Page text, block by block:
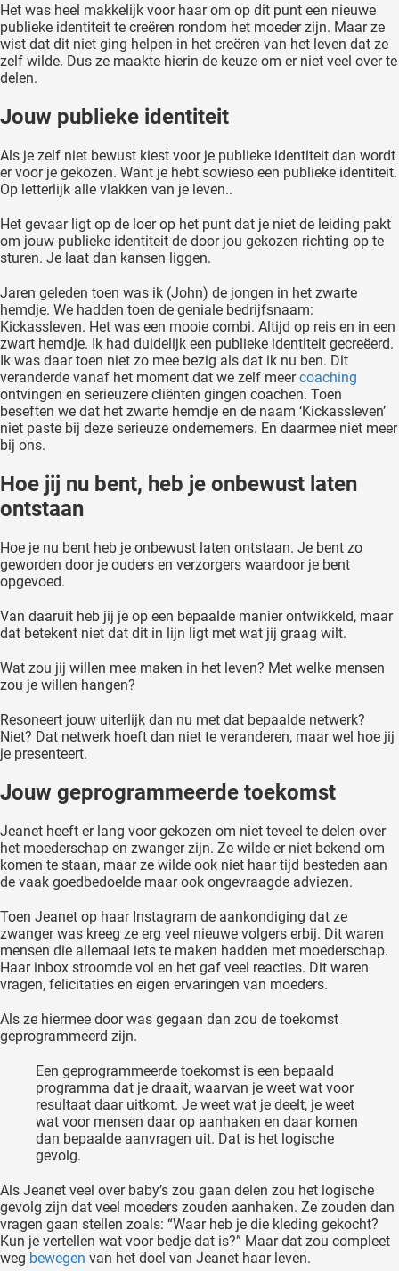
Het was heel makkelijk voor haar om op dit punt een nieuwe
publieke identiteit te creëren rondom het moeder zijn. Maar ze
wist dat dit niet ging helpen in het creëren van het leven dat ze
zelf wilde. Dus ze maakte hierin de keuze om er niet veel over te
delen.
Jouw publieke identiteit
Als je zelf niet bewust kiest voor je publieke identiteit dan wordt
er voor je gekozen. Want je hebt sowieso een publieke identiteit.
Op letterlijk alle vlakken van je leven..
Het gevaar ligt op de loer op het punt dat je niet de leiding pakt
om jouw publieke identiteit de door jou gekozen richting op te
sturen. Je laat dan kansen liggen.
Jaren geleden toen was ik (John) de jongen in het zwarte
hemdje. We hadden toen de geniale bedrijfsnaam:
Kickassleven. Het was een mooie combi. Altijd op reis en in een
zwart hemdje. Ik had duidelijk een publieke identiteit gecreëerd.
Ik was daar toen niet zo mee bezig als dat ik nu ben. Dit
veranderde vanaf het moment dat we zelf meercoaching
ontvingen en serieuzere cliënten gingen coachen. Toen
beseften we dat het zwarte hemdje en de naam ‘Kickassleven’
niet paste bij deze serieuze ondernemers. En daarmee niet meer
bij ons.
Hoe jij nu bent, heb je onbewust laten
ontstaan
Hoe je nu bent heb je onbewust laten ontstaan. Je bent zo
geworden door je ouders en verzorgers waardoor je bent
opgevoed.
Van daaruit heb jij je op een bepaalde manier ontwikkeld, maar
dat betekent niet dat dit in lijn ligt met wat jij graag wilt.
Wat zou jij willen mee maken in het leven? Met welke mensen
zou je willen hangen?
Resoneert jouw uiterlijk dan nu met dat bepaalde netwerk?
Niet? Dat netwerk hoeft dan niet te veranderen, maar wel hoe jij
je presenteert.
Jouw geprogrammeerde toekomst
Jeanet heeft er lang voor gekozen om niet teveel te delen over
het moederschap en zwanger zijn. Ze wilde er niet bekend om
komen te staan, maar ze wilde ook niet haar tijd besteden aan
de vaak goedbedoelde maar ook ongevraagde adviezen.
Toen Jeanet op haar Instagram de aankondiging dat ze
zwanger was kreeg ze erg veel nieuwe volgers erbij. Dit waren
mensen die allemaal iets te maken hadden met moederschap.
Haar inbox stroomde vol en het gaf veel reacties. Dit waren
vragen, felicitaties en eigen ervaringen van moeders.
Als ze hiermee door was gegaan dan zou de toekomst
geprogrammeerd zijn.
Een geprogrammeerde toekomst is een bepaald
programma dat je draait, waarvan je weet wat voor
resultaat daar uitkomt. Je weet wat je deelt, je weet
wat voor mensen daar op aanhaken en daar komen
dan bepaalde aanvragen uit. Dat is het logische
gevolg.
Als Jeanet veel over baby’s zou gaan delen zou het logische
gevolg zijn dat veel moeders zouden aanhaken. Ze zouden dan
vragen gaan stellen zoals: “Waar heb je die kleding gekocht?
Kun je vertellen wat voor bedje dat is?” Maar dat zou compleet
weg bewegen van het doel van Jeanet haar leven.